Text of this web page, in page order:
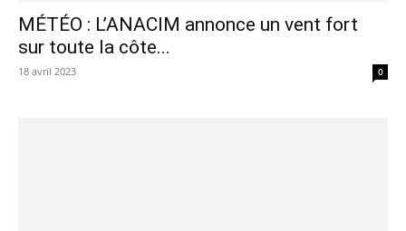
MÉTÉO : L’ANACIM annonce un vent fort
sur toute la côte...
18 avril 2023 0